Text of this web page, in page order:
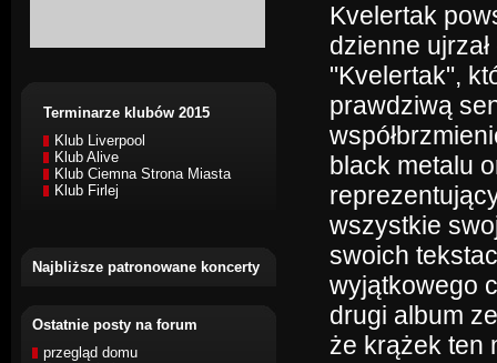
Terminarze klubów 2015
Klub Liverpool
Klub Alive
Klub Ciemna Strona Miasta
Klub Firlej
Najbliższe patronowane koncerty
Ostatnie posty na forum
przegląd domu
Kvelertak
dzienne
"Kvelertak",
prawdziwą
black metalu
wszystkie
swoich
wyjątkowego
drugi album
że krążek ten